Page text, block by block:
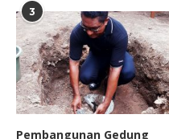
3
Pembangunan Gedung